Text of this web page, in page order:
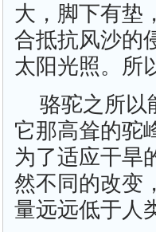
大，脚下有垫
合抵抗风沙的
太阳光照。所
骆驼之所以
它那高耸的驼
为了适应干旱
然不同的改变
量远远低于人